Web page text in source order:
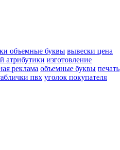
объемные буквы вывески цена
атрибутики изготовление
реклама объемные буквы печать
пвх уголок покупателя